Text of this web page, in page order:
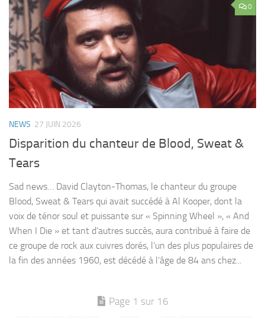
0
NEWS 27 JUIN 2026
Disparition du chanteur de Blood, Sweat &
Tears
Sad news… David Clayton-Thomas, le chanteur du groupe
Blood, Sweat & Tears qui avait succédé à Al Kooper, dont la
voix de ténor soul et puissante sur « Spinning Wheel », « And
When I Die » et tant d’autres succès, aura contribué à faire de
ce groupe de rock aux cuivres dorés, l’un des plus populaires de
la fin des années 1960, est décédé à l’âge de 84 ans chez...
Page 1 sur 16